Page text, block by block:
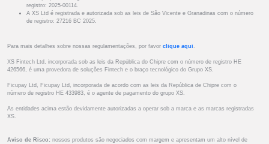
registro: 2025-00114.
A XS Ltd é registrada e autorizada sob as leis de São Vicente e Granadinas com o número
de registro: 27216 BC 2025.
Para mais detalhes sobre nossas regulamentações, por favor clique aqui .
XS Fintech Ltd, incorporada sob as leis da República do Chipre com o número de registro HE
426566, é uma provedora de soluções Fintech e o braço tecnológico do Grupo XS.
Ficupay Ltd, Ficupay Ltd, incorporada de acordo com as leis da República de Chipre com o
número de registro HE 433983, é o agente de pagamento do grupo XS.
As entidades acima estão devidamente autorizadas a operar sob a marca e as marcas registradas
XS.
Aviso de Risco: nossos produtos são negociados com margem e apresentam um alto nível de